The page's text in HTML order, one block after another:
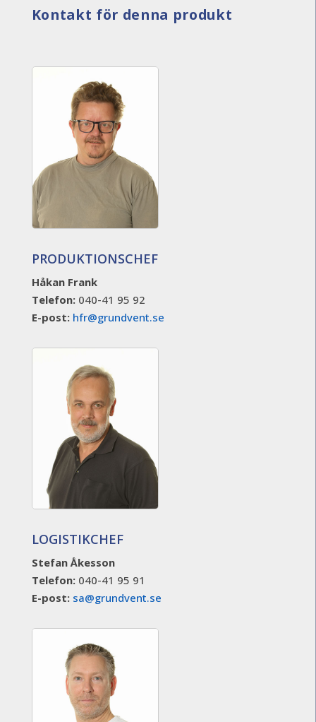
Kontakt för denna produkt
PRODUKTIONSCHEF
Håkan Frank
Telefon:040-41 95 92
E-post: hfr@grundvent.se
LOGISTIKCHEF
Stefan Åkesson
Telefon:040-41 95 91
E-post: sa@grundvent.se